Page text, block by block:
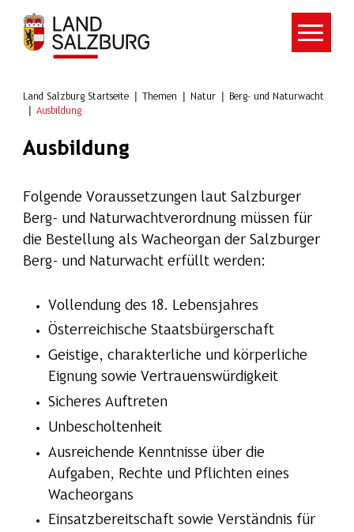
Zum Hauptinhalt springen
Land Salzburg Startseite Themen Natur
Berg- und Naturwacht
Ausbildung
Ausbildung
Folgende Voraussetzungen laut Salzburger
Berg- und Naturwachtverordnung müssen für
die Bestellung als Wacheorgan der Salzburger
Berg- und Naturwacht erfüllt werden:
Vollendung des 18. Lebensjahres
Österreichische Staatsbürgerschaft
Geistige, charakterliche und körperliche
Eignung sowie Vertrauenswürdigkeit
Sicheres Auftreten
Unbescholtenheit
Ausreichende Kenntnisse über die
Aufgaben, Rechte und Pflichten eines
Wacheorgans
Einsatzbereitschaft sowie Verständnis für